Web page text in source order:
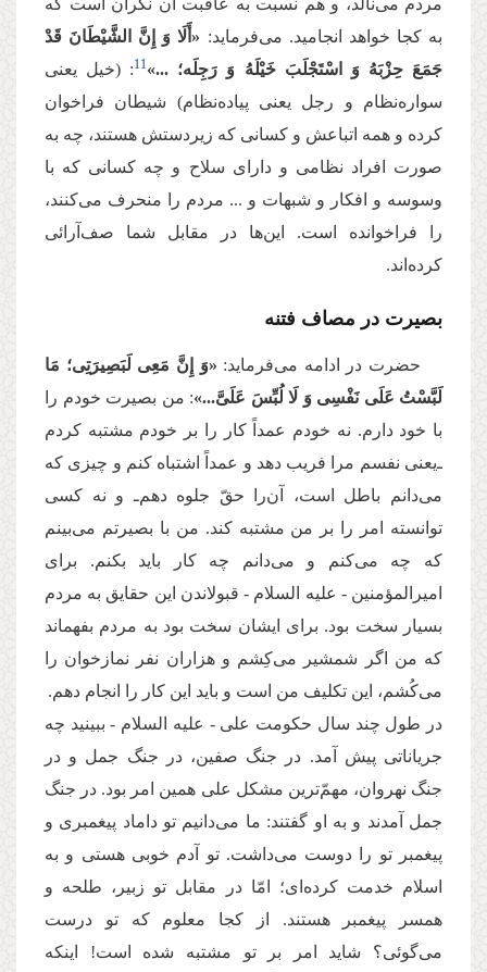
مردم می‌نالد، و هم نسبت به عاقبت آن نگران است که
به کجا خواهد انجامید. می‌فرماید: «أَلَا وَ إِنَّ الشَّیْطَانَ قَدْ
جَمَعَ حِزْبَهُ وَ اسْتَجْلَبَ خَیْلَهُ وَ رَجِلَه‏؛ ...»11: (خیل یعنی
سواره‌نظام و رجل یعنی پیاده‌نظام) شیطان فراخوان
کرده و همه اتباعش و کسانی که زیردستش هستند، چه به
صورت افراد نظامی و دارای سلاح و چه کسانی که با
وسوسه و افکار و شبهات و ... مردم را منحرف می‌کنند،
را فراخوانده است. این‌ها در مقابل شما صف‌آرائی
کرده‌اند.
بصیرت در مصاف فتنه
حضرت در ادامه می‌فرماید: «وَ إِنَّ مَعِی لَبَصِیرَتِی‏؛ مَا
لَبَّسْتُ عَلَى نَفْسِی وَ لَا لُبِّسَ عَلَیَّ...»: من بصیرت خودم را
با خود دارم. نه خودم عمداً کار را بر خودم مشتبه کردم
ـ‌یعنی نفسم مرا فریب دهد و عمداً اشتباه کنم و چیزی که
می‌دانم باطل است، آن‌را حقّ جلوه دهم‌ـ و نه کسی
توانسته امر را بر من مشتبه کند. من با بصیرتم می‌بینم
که چه می‌کنم و می‌دانم چه کار باید بکنم. برای
امیرالمؤمنین - علیه السلام - قبولاندن این حقایق به مردم
بسیار سخت بود. برای ایشان سخت بود به مردم بفهماند
که من اگر شمشیر می‌کِشم و هزاران نفر نمازخوان را
می‌کُشم، این تکلیف من است و باید این کار را انجام دهم.
در طول چند سال حکومت علی - علیه السلام - ببینید چه
جریاناتی پیش آمد. در جنگ صفین، در جنگ جمل و در
جنگ نهروان، مهمّ‌‌ترین مشکل علی همین امر بود. در جنگ
جمل آمدند و به او گفتند: ما می‌دانیم تو داماد پیغمبری و
پیغمبر تو را دوست می‌داشت. تو آدم خوبی هستی و به
اسلام خدمت کرده‌ای؛ امّا در مقابل تو زبیر، طلحه و
همسر پیغمبر هستند. از کجا معلوم که تو درست
می‌گوئی؟ شاید امر بر تو مشتبه شده است! اینکه